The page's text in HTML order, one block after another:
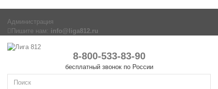
Администрация
Пишите нам: info@liga812.ru
8-800-533-83-90
бесплатный звонок по России